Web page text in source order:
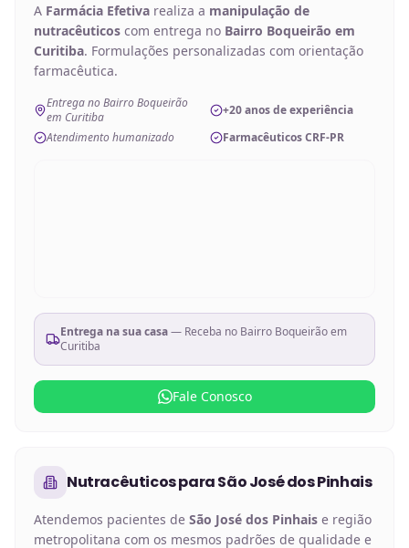
A Farmácia Efetiva realiza a manipulação de
nutracêuticos com entrega no Bairro Boqueirão em
Curitiba. Formulações personalizadas com orientação
farmacêutica.
Entrega no Bairro Boqueirão
em Curitiba
+20 anos de experiência
Atendimento humanizado
Farmacêuticos CRF-PR
Entrega na sua casa— Receba no Bairro Boqueirão em
Curitiba
Fale Conosco
NutracêuticosparaSão José dos Pinhais
Atendemos pacientes de São José dos Pinhais e região
metropolitana com os mesmos padrões de qualidade e